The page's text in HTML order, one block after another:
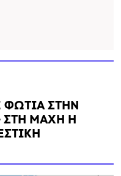
ΦΩΤΙΑ ΣΤΗΝ
ΣΤΗ ΜΑΧΗ Η